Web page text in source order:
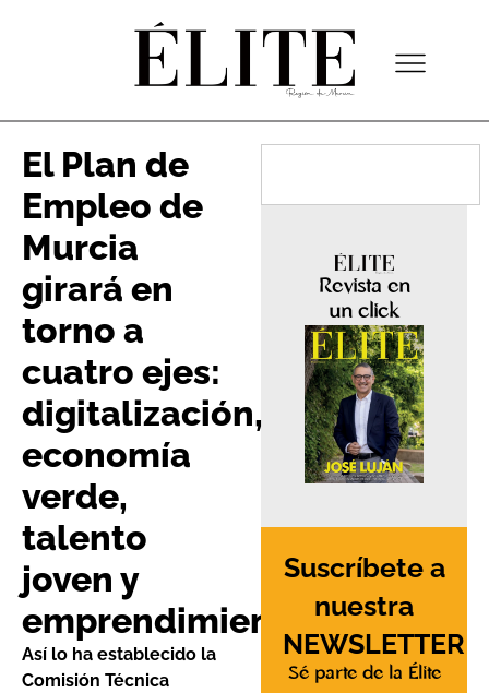
El Plan de
Empleo de
Murcia
girará en
torno a
cuatro ejes:
digitalización,
economía
verde,
talento
joven y
emprendimiento
Así lo ha establecido la
Comisión Técnica
Revista en
un click
Suscríbete a
nuestra
NEWSLETTER
Sé parte de la Élite